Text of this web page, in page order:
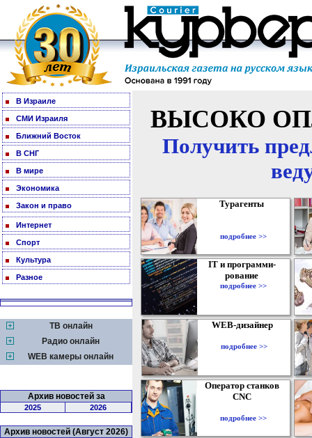
В Израиле
СМИ Израиля
Ближний Восток
В СНГ
В мире
Экономика
Закон и право
Интернет
Спорт
Культура
Разное
ТВ онлайн
Радио онлайн
WEB камеры онлайн
Архив новостей за
2025 2026
Архив новостей (Август 2026)
ВЫСОКО
Получить
Турагенты
подробнее >>
IT и программи-
рование
подробнее >>
WEB-дизайнер
подробнее >>
Оператор станков
CNC
подробнее >>